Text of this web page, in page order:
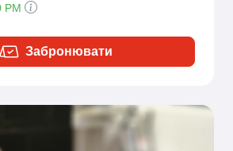
PM
Забронювати